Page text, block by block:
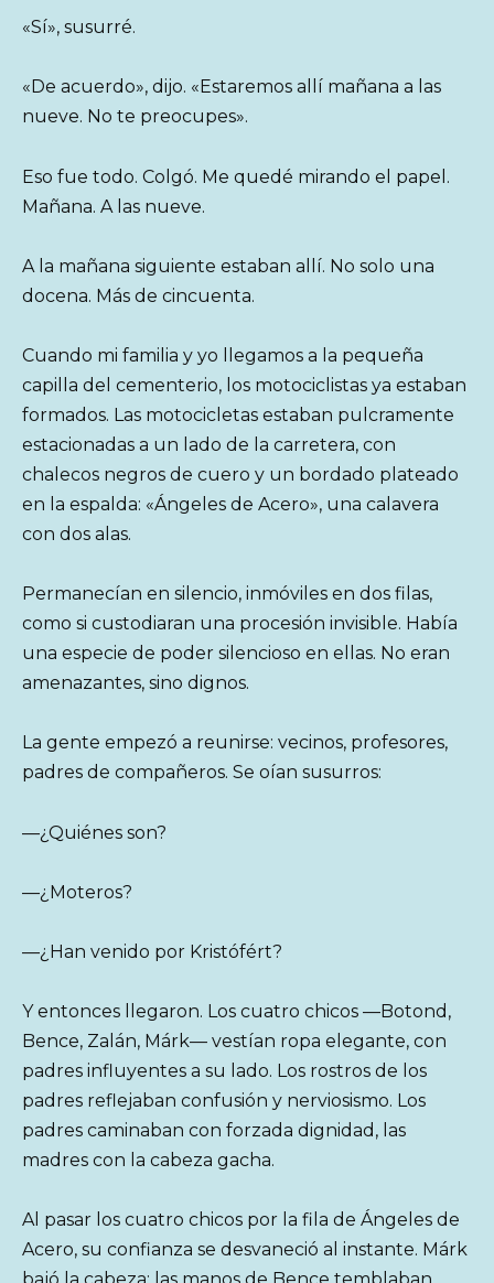
«Sí», susurré.
«De acuerdo», dijo. «Estaremos allí mañana a las
nueve. No te preocupes».
Eso fue todo. Colgó. Me quedé mirando el papel.
Mañana. A las nueve.
A la mañana siguiente estaban allí. No solo una
docena. Más de cincuenta.
Cuando mi familia y yo llegamos a la pequeña
capilla del cementerio, los motociclistas ya estaban
formados. Las motocicletas estaban pulcramente
estacionadas a un lado de la carretera, con
chalecos negros de cuero y un bordado plateado
en la espalda: «Ángeles de Acero», una calavera
con dos alas.
Permanecían en silencio, inmóviles en dos filas,
como si custodiaran una procesión invisible. Había
una especie de poder silencioso en ellas. No eran
amenazantes, sino dignos.
La gente empezó a reunirse: vecinos, profesores,
padres de compañeros. Se oían susurros:
—¿Quiénes son?
—¿Moteros?
—¿Han venido por Kristófért?
Y entonces llegaron. Los cuatro chicos —Botond,
Bence, Zalán, Márk— vestían ropa elegante, con
padres influyentes a su lado. Los rostros de los
padres reflejaban confusión y nerviosismo. Los
padres caminaban con forzada dignidad, las
madres con la cabeza gacha.
Al pasar los cuatro chicos por la fila de Ángeles de
Acero, su confianza se desvaneció al instante. Márk